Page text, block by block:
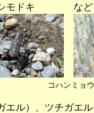
フシモドキ など
コハン
エル）、ツチガエル